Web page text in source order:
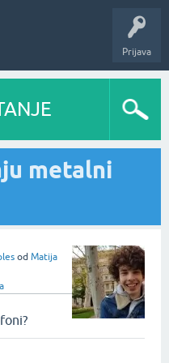
Prijava
metalni
od Matija